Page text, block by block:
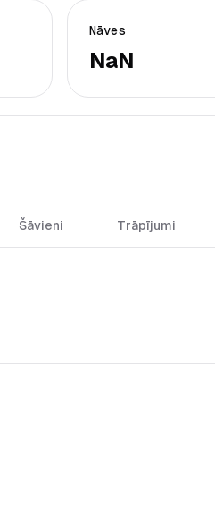
Nāves
NaN
Šāvieni Trāpījumi